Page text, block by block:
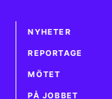
NYHETER
REPORTAGE
MÖTET
PÅ JOBBET